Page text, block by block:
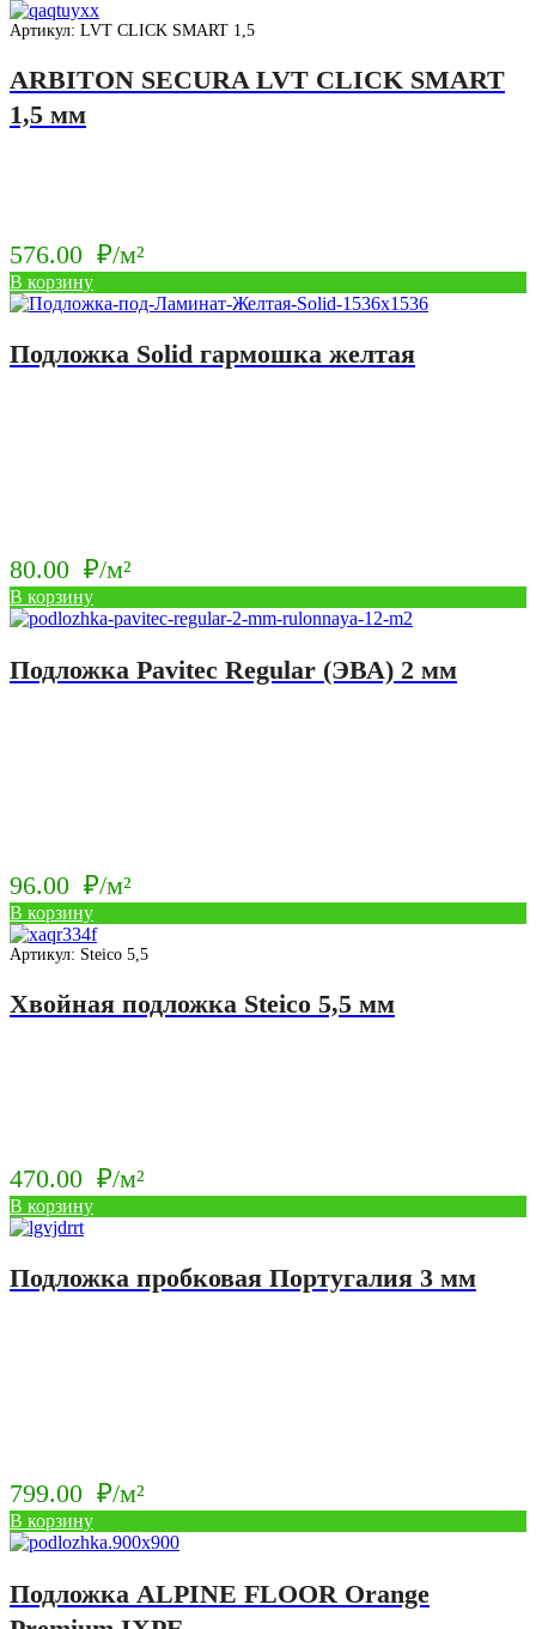
Артикул: LVT CLICK SMART 1,5
ARBITON SECURA LVT CLICK SMART
1,5 мм
576.00 ₽/м²
В корзину
Подложка Solid гармошка желтая
80.00 ₽/м²
В корзину
Подложка Pavitec Regular (ЭВА) 2 мм
96.00 ₽/м²
В корзину
Артикул: Steico 5,5
Хвойная подложка Steico 5,5 мм
470.00 ₽/м²
В корзину
Подложка пробковая Португалия 3 мм
799.00 ₽/м²
В корзину
Подложка ALPINE FLOOR Orange